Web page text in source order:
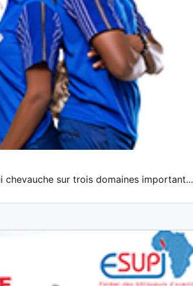
chevauche sur trois domaines important...